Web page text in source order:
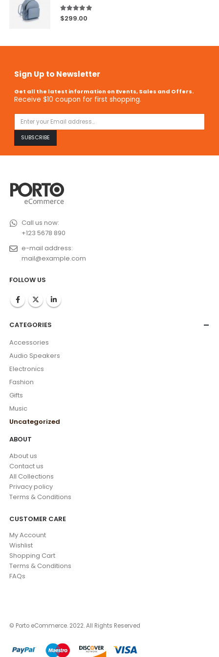
5.00out of 5
$299.00
Sign Up to Newsletter
Get all the latest information on Events, Sales and Offers.
Receive $10 coupon for first shopping.
Call us now:
+123 5678 890
e-mail address:
mail@example.com
FOLLOW US
CATEGORIES
Accessories
Audio Speakers
Electronics
Fashion
Gifts
Music
Uncategorized
ABOUT
About us
Contact us
All Collections
Privacy policy
Terms & Conditions
CUSTOMER CARE
My Account
Wishlist
Shopping Cart
Terms & Conditions
FAQs
© Porto eCommerce. 2022. All Rights Reserved